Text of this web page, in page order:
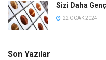
Sizi Daha
22 OCAK 2024
Son Yazılar